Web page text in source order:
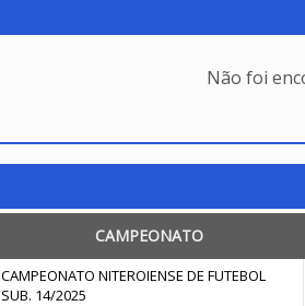
Não foi
CAMPEONATO
CAMPEONATO NITEROIENSE DE FUTEBOL
SUB. 14/2025